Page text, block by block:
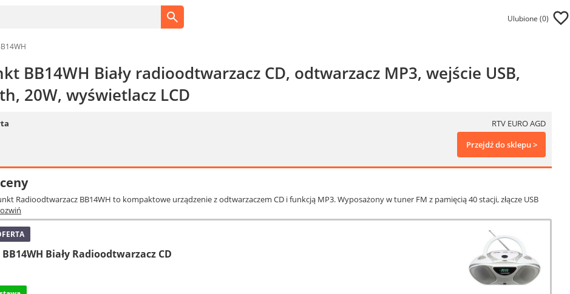
Ulubione (0)
BB14WH Biały radioodtwarzacz CD, odtwarzacz MP3, wejście USB,
20W, wyświetlacz LCD
RTV EURO AGD
Przejdź do sklepu >
Radioodtwarzacz BB14WH to kompaktowe urządzenie z odtwarzaczem CD i funkcją MP3. Wyposażony w tuner FM z pamięcią 40 stacji, złącze USB
Biały Radioodtwarzacz CD